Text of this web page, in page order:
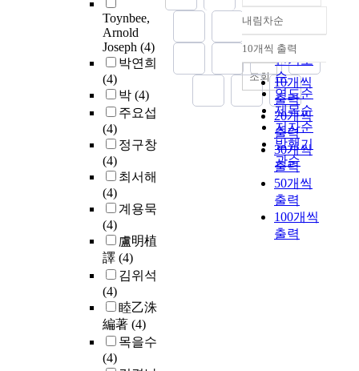
Toynbee,
Arnold
Joseph (4)
박연희
(4)
박 (4)
주요섭
(4)
정구창
(4)
최서해
(4)
계용묵
(4)
盧明植
譯 (4)
김위석
(4)
睦乙洙
編著 (4)
목을수
(4)
정확도
순
인기도
순
연도순
제목순
저자순
발행기
관순
내림차순
내림차순
10개씩 출력
10개씩
출력
20개씩
출력
30개씩
출력
50개씩
출력
100개씩
출력
조회